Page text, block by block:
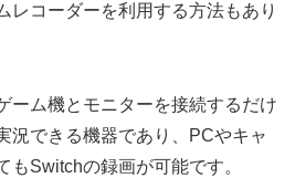
レコーダーを利用する方法もあり
ーム機とモニターを接続するだけ
況できる機器であり、PCやキャ
もSwitchの録画が可能です。